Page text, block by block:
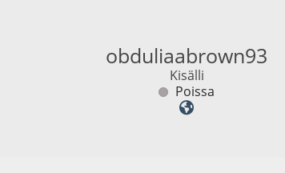
obduliaabrown93
Kisälli
Poissa